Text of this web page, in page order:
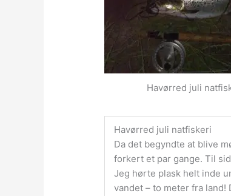
Havørred juli
Havørred juli natfiskeri
Da det begyndte at blive
forkert et par gange. Til
Jeg hørte plask helt inde
vandet – to meter fra